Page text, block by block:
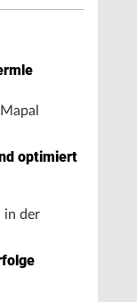
optimiert
in der